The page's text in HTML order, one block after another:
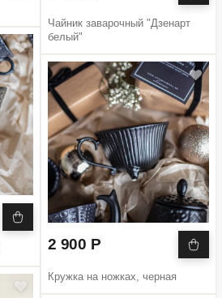
Чайник заварочный "Дзенарт
белый"
2 900 Р
Кружка на ножках, черная